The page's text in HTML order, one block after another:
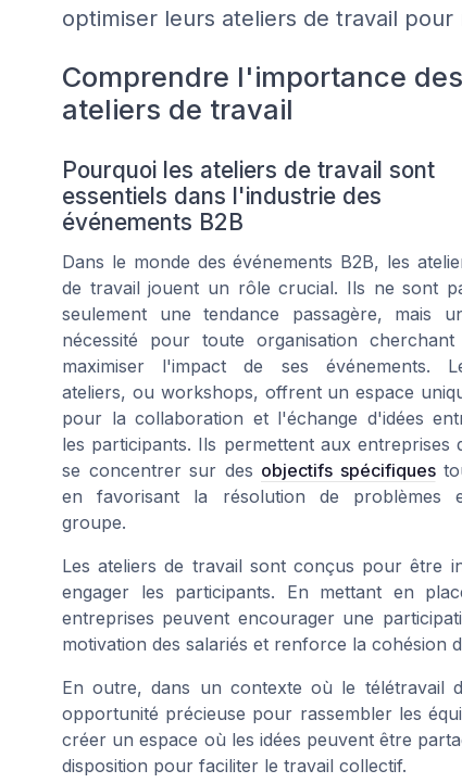
optimiser leurs ateliers de travail
Comprendre l'importance des
ateliers de travail
Pourquoi les ateliers de travail sont
essentiels dans l'industrie des
événements B2B
Dans le monde des événements B2B, les
de travail jouent un rôle crucial. Ils ne sont
seulement une tendance passagère, mais
nécessité pour toute organisation cherchant
maximiser l'impact de ses événements.
ateliers, ou workshops, offrent un espace
pour la collaboration et l'échange d'idées
les participants. Ils permettent aux entreprises
se concentrer sur des objectifs spécifiques
en favorisant la résolution de problèmes
groupe.
Les ateliers de travail sont conçus pour être
engager les participants. En mettant en
entreprises peuvent encourager une
motivation des salariés et renforce la cohésion
En outre, dans un contexte où le télétravail
opportunité précieuse pour rassembler les
créer un espace où les idées peuvent être
disposition pour faciliter le travail collectif.